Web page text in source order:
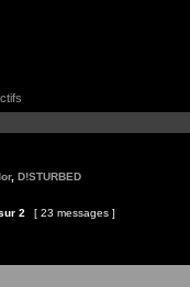
, D!STURBED
2 [ 23 messages ]